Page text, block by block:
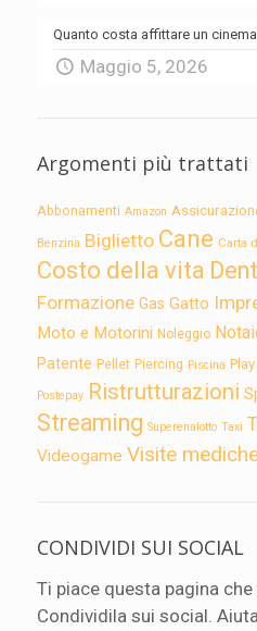
Quanto costa affittare un
Maggio 5, 2026
Argomenti più trattati
Abbonamenti Amazon
Benzina Biglietto Cane Carta
Costo della vita
Formazione Gas Gatto
Moto e Motorini Noleggio
Patente Pellet Piercing Piscina
Postepay Ristrutturazioni
Streaming Superenalotto Taxi
Videogame Visite
CONDIVIDI SUI SOCIAL
Ti piace questa pagina
Condividila sui social.